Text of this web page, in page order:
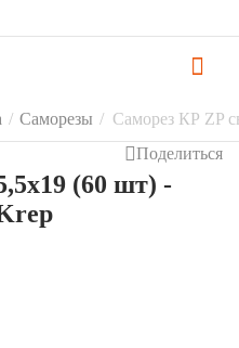
/ Саморезы / Саморез КР ZP
Поделиться
(60 шт) -